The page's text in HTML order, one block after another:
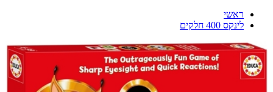
ראשי
לינקס 400 חלקים